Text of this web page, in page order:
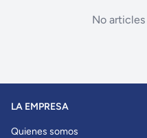
No
LA EMPRESA
Quienes somos